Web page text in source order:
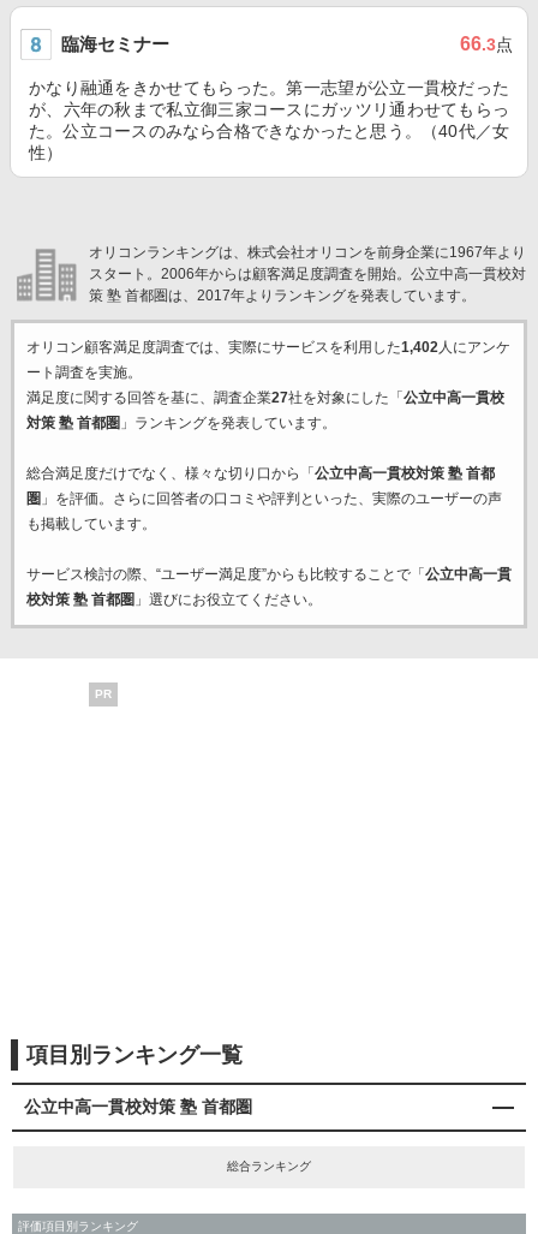
臨海セミナー 66.3点
かなり融通をきかせてもらった。第一志望が公立一貫校だった
が、六年の秋まで私立御三家コースにガッツリ通わせてもらっ
た。公立コースのみなら合格できなかったと思う。（40代／女
性）
オリコンランキングは、株式会社オリコンを前身企業に1967年より
スタート。2006年からは顧客満足度調査を開始。公立中高一貫校対
策 塾 首都圏は、2017年よりランキングを発表しています。
オリコン顧客満足度調査では、実際にサービスを利用した1,402人にアンケ
ート調査を実施。
満足度に関する回答を基に、調査企業27社を対象にした「 公立中高一貫校
対策 塾 首都圏 」ランキングを発表しています。
総合満足度だけでなく、様々な切り口から「 公立中高一貫校対策 塾 首都
圏 」を評価。さらに回答者の口コミや評判といった、実際のユーザーの声
も掲載しています。
サービス検討の際、“ユーザー満足度”からも比較することで「 公立中高一貫
校対策 塾 首都圏 」選びにお役立てください。
PR
項目別ランキング一覧
公立中高一貫校対策 塾 首都圏
総合ランキング
評価項目別ランキング